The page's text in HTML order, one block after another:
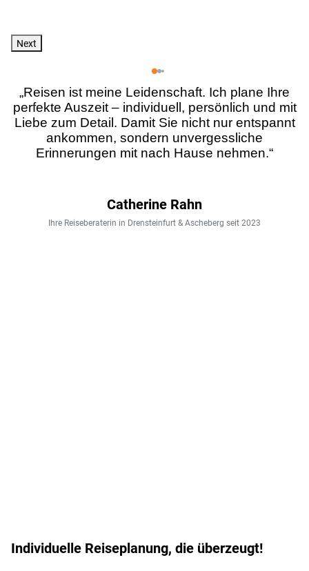
Next
„Reisen ist meine Leidenschaft. Ich plane Ihre
perfekte Auszeit – individuell, persönlich und mit
Liebe zum Detail. Damit Sie nicht nur entspannt
ankommen, sondern unvergessliche
Erinnerungen mit nach Hause nehmen.“
Catherine Rahn
Ihre Reiseberaterin in Drensteinfurt & Ascheberg seit 2023
Individuelle Reiseplanung, die überzeugt!